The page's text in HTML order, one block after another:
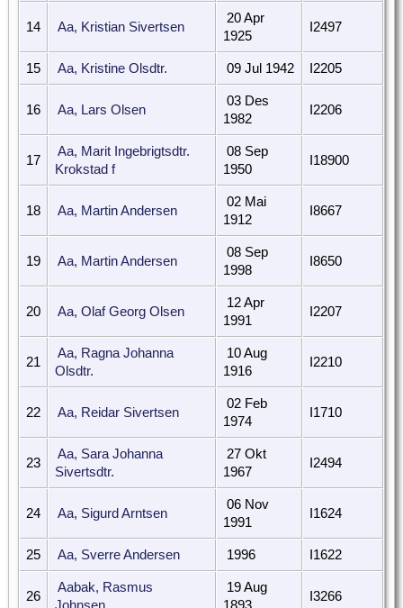
14 Aa, Kristian Sivertsen
20 Apr
1925
I2497
15 Aa, Kristine Olsdtr. 09 Jul 1942 I2205
16 Aa, Lars Olsen
03 Des
1982
I2206
17
Aa, Marit Ingebrigtsdtr.
Krokstad f
08 Sep
1950
I18900
18 Aa, Martin Andersen
02 Mai
1912
I8667
19 Aa, Martin Andersen
08 Sep
1998
I8650
20 Aa, Olaf Georg Olsen
12 Apr
1991
I2207
21
Aa, Ragna Johanna
Olsdtr.
10 Aug
1916
I2210
22 Aa, Reidar Sivertsen
02 Feb
1974
I1710
23
Aa, Sara Johanna
Sivertsdtr.
27 Okt
1967
I2494
24 Aa, Sigurd Arntsen
06 Nov
1991
I1624
25 Aa, Sverre Andersen 1996 I1622
26
Aabak, Rasmus
Johnsen
19 Aug
1893
I3266